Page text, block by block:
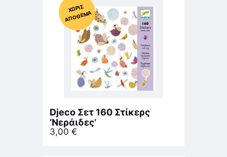
Χ
ΩΡΊΣ
Α
Π
Ό
ΘΕ
ΜΑ
Djeco Σετ 160 Στίκερς
‘Νεράιδες’
3,00 €